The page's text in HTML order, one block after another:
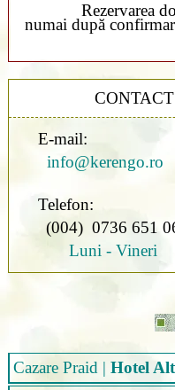
Cazare Praid | Hotel
Rezervarea
numai după
CONTACT
E-mail:
info@kerengo.ro
Telefon:
(004) 0736 651
Luni - Vineri